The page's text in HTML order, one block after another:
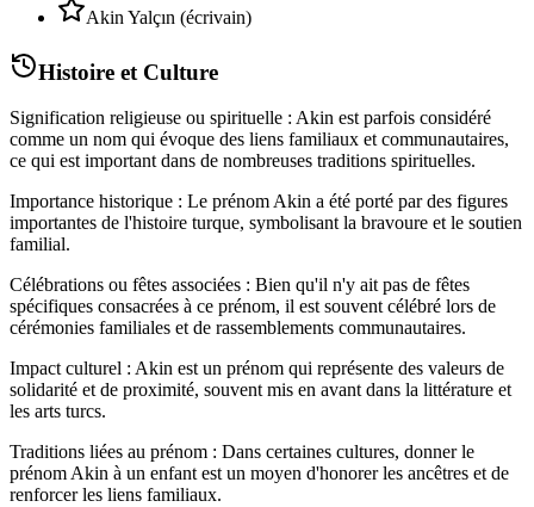
Akin Yalçın (écrivain)
Histoire et Culture
Signification religieuse ou spirituelle : Akin est parfois considéré
comme un nom qui évoque des liens familiaux et communautaires,
ce qui est important dans de nombreuses traditions spirituelles.
Importance historique : Le prénom Akin a été porté par des figures
importantes de l'histoire turque, symbolisant la bravoure et le soutien
familial.
Célébrations ou fêtes associées : Bien qu'il n'y ait pas de fêtes
spécifiques consacrées à ce prénom, il est souvent célébré lors de
cérémonies familiales et de rassemblements communautaires.
Impact culturel : Akin est un prénom qui représente des valeurs de
solidarité et de proximité, souvent mis en avant dans la littérature et
les arts turcs.
Traditions liées au prénom : Dans certaines cultures, donner le
prénom Akin à un enfant est un moyen d'honorer les ancêtres et de
renforcer les liens familiaux.